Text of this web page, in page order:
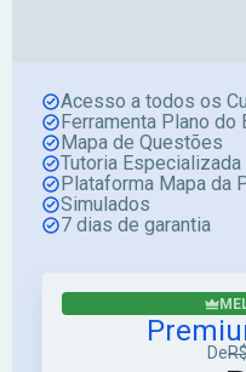
Acesso a todos os
Ferramenta Plano do
Mapa de Questões
Tutoria Especializada
Plataforma Mapa da
Simulados
7 dias de garantia
De